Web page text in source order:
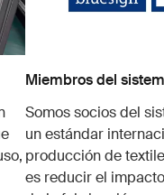
Miembros del
Somos socios del
un estándar
producción de
es reducir el